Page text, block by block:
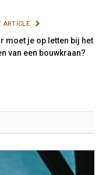
ARTICLE
moet je op letten bij het
van een bouwkraan?